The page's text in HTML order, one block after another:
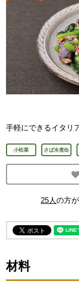
手軽にできるイタリ
小松菜 さば水煮缶
25人の方
材料